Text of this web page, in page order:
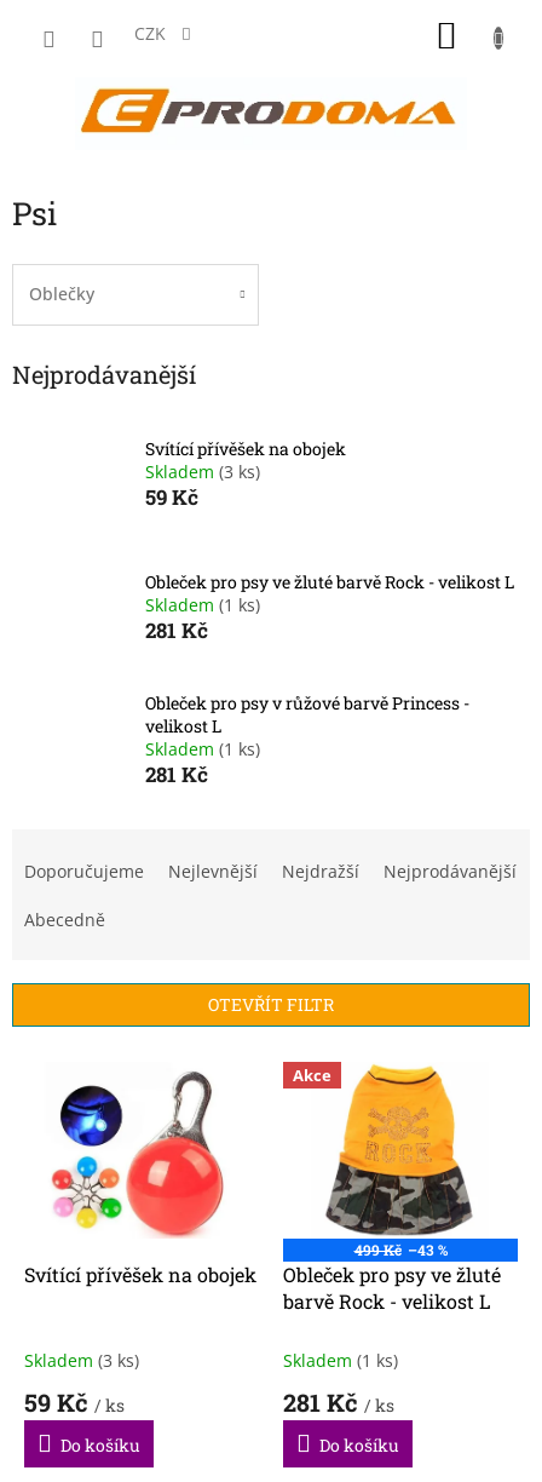
CZK
Psi
Oblečky
Nejprodávanější
Svítící přívěšek na obojek
Skladem (3 ks)
59 Kč
Obleček pro psy ve žluté barvě Rock - velikost L
Skladem (1 ks)
281 Kč
Obleček pro psy v růžové barvě Princess -
velikost L
Skladem (1 ks)
281 Kč
í
r
Doporučujeme Nejlevnější Nejdražší Nejprodávanější
Abecedně
OTEVŘÍT FILTR
dSvítící přívěšek na obojek
Skladem (3 ks)
59 Kč / ks
Do košíku
Akce
499 Kč –43 %
Obleček pro psy ve žluté
barvě Rock - velikost L
Skladem (1 ks)
281 Kč / ks
Do košíku